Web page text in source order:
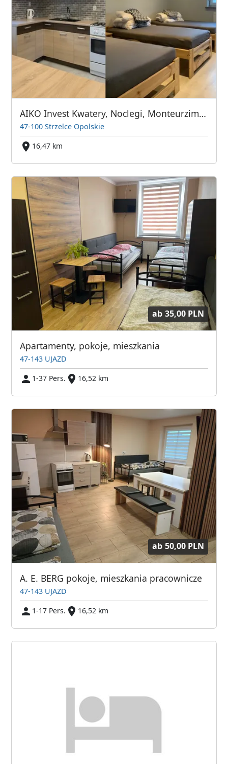
AIKO Invest Kwatery, Noclegi, Monteurzimmer, Workers Accomodation
47-100 Strzelce Opolskie
16,47 km
ab 35,00 PLN
Apartamenty, pokoje, mieszkania
47-143 UJAZD
1-37 Pers.
16,52 km
ab 50,00 PLN
A. E. BERG pokoje, mieszkania pracownicze
47-143 UJAZD
1-17 Pers.
16,52 km